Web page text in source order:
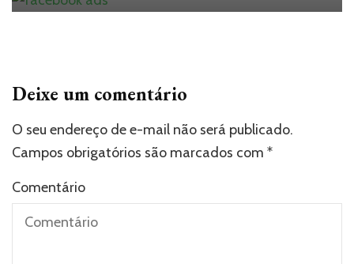
Deixe um comentário
O seu endereço de e-mail não será publicado.
Campos obrigatórios são marcados com *
Comentário